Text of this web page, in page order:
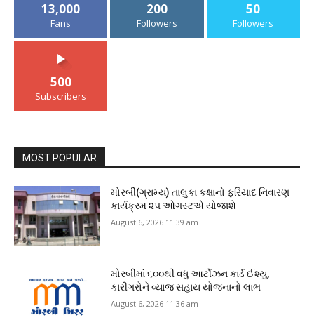
13,000
Fans
200
Followers
50
Followers
500
Subscribers
MOST POPULAR
મોરબી(ગ્રામ્ય) તાલુકા કક્ષાનો ફરિયાદ નિવારણ
કાર્યક્રમ ૨૫ ઓગસ્ટએ યોજાશે
August 6, 2026 11:39 am
મોરબીમાં ૬૦૦થી વધુ આર્ટીઝન કાર્ડ ઈશ્યુ,
કારીગરોને વ્યાજ સહાય યોજનાનો લાભ
August 6, 2026 11:36 am